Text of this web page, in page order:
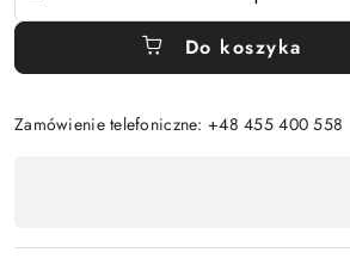
Do koszyka
Zamówienie telefoniczne: +48 455 400 558
płatność